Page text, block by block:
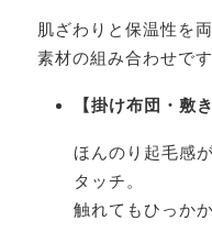
肌ざわりと保温性を
素材の組み合わせです
【掛け布団・敷
ほんのり起毛感
タッチ。
触れてもひっか